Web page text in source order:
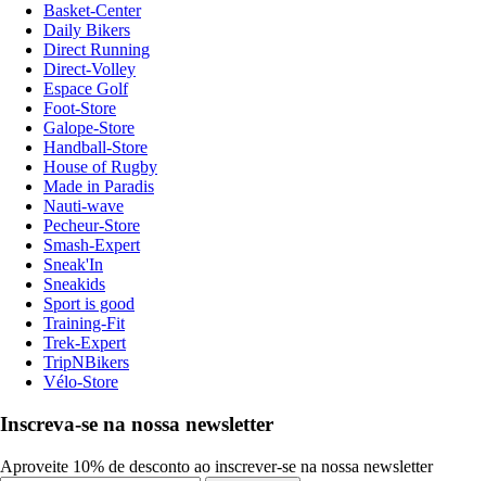
Basket-Center
Daily Bikers
Direct Running
Direct-Volley
Espace Golf
Foot-Store
Galope-Store
Handball-Store
House of Rugby
Made in Paradis
Nauti-wave
Pecheur-Store
Smash-Expert
Sneak'In
Sneakids
Sport is good
Training-Fit
Trek-Expert
TripNBikers
Vélo-Store
Inscreva-se na nossa newsletter
Aproveite 10% de desconto ao inscrever-se na nossa newsletter